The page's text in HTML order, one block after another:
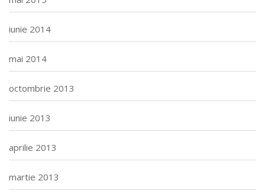
iunie 2014
mai 2014
octombrie 2013
iunie 2013
aprilie 2013
martie 2013